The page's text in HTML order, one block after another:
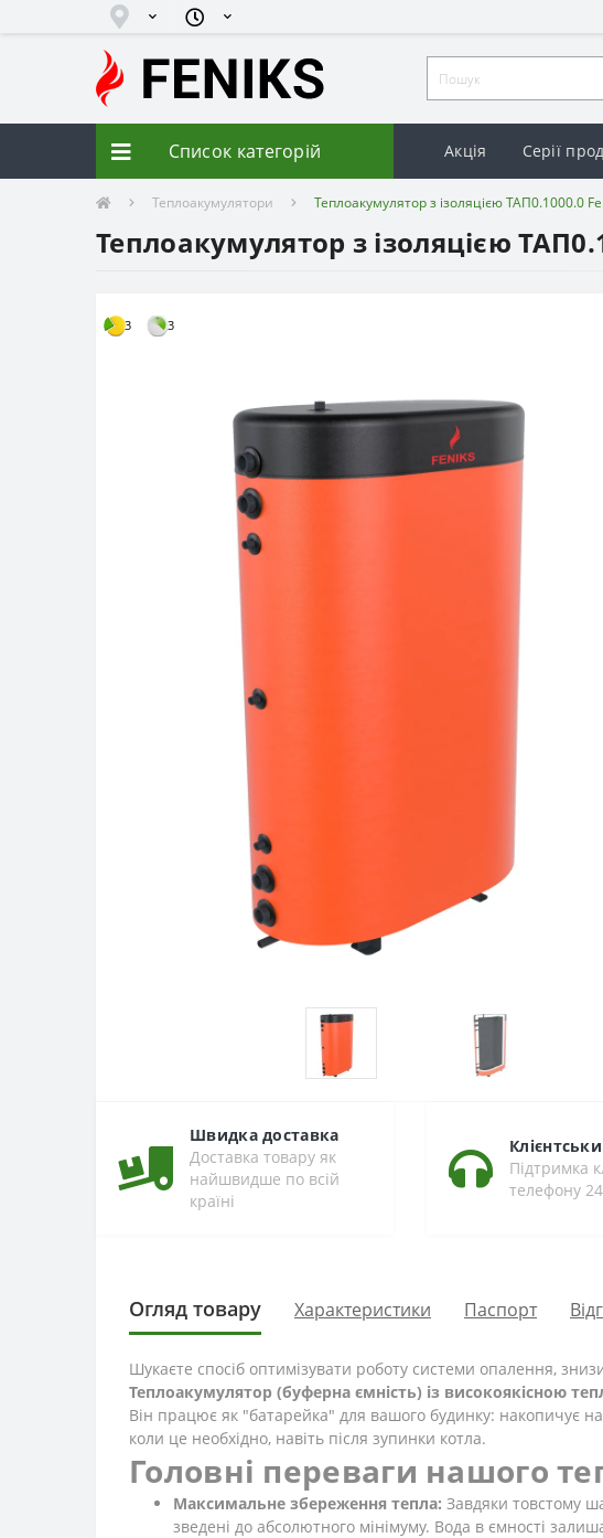
Список категорій Акція Серії
Теплоакумулятори Теплоакумулятор з ізоляцією ТАП0.1000.0
Теплоакумулятор з ізоляцією
3 3
Швидка доставка
Доставка товару як
найшвидше по всій
країні
Підтримка
телефону
Огляд товару Характеристики Паспорт
Шукаєте спосіб оптимізувати роботу системи опалення,
Теплоакумулятор (буферна ємність) із високоякісною
Він працює як "батарейка" для вашого будинку: накопичує
коли це необхідно, навіть після зупинки котла.
Головні переваги нашого
Максимальне збереження тепла: Завдяки товстому
зведені до абсолютного мінімуму. Вода в ємності